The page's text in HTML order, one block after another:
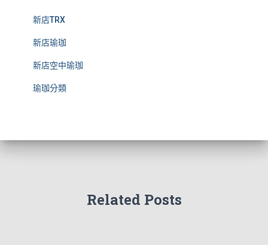
新店TRX
新店瑜珈
新店空中瑜珈
瑜珈分類
Related Posts